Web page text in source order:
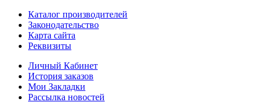
Каталог производителей
Законодательство
Карта сайта
Реквизиты
Личный Кабинет
История заказов
Мои Закладки
Рассылка новостей